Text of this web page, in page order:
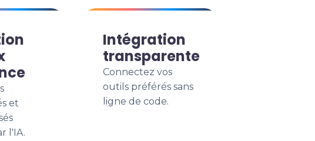
et
l'IA.
Intégration
transparente
Connectez vos
outils préférés sans
ligne de code.